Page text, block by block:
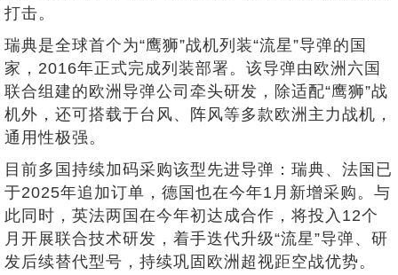
打击。
瑞典是全球首个为“鹰狮”战机列装“流星”导弹的国
家，2016年正式完成列装部署。该导弹由欧洲六国
联合组建的欧洲导弹公司牵头研发，除适配“鹰狮”战
机外，还可搭载于台风、阵风等多款欧洲主力战机，
通用性极强。
目前多国持续加码采购该型先进导弹：瑞典、法国已
于2025年追加订单，德国也在今年1月新增采购。与
此同时，英法两国在今年初达成合作，将投入12个
月开展联合技术研发，着手迭代升级“流星”导弹、研
发后续替代型号，持续巩固欧洲超视距空战优势。